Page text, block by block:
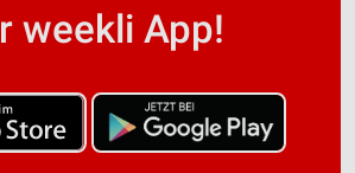
weekli App!